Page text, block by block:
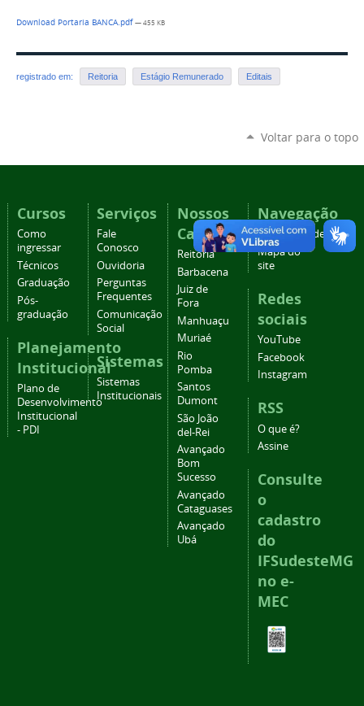
Download Portaria BANCA.pdf— 455 KB
registrado em: Reitoria Estágio Remunerado Editais
Voltar para o topo
Cursos
Como
ingressar
Técnicos
Graduação
Pós-
graduação
Planejamento
Institucional
Plano de
Desenvolvimento
Institucional
- PDI
Serviços
Fale
Conosco
Ouvidoria
Perguntas
Frequentes
Comunicação
Social
Sistemas
Sistemas
Institucionais
Nossos
Campi
Reitoria
Barbacena
Juiz de
Fora
Manhuaçu
Muriaé
Rio
Pomba
Santos
Dumont
São João
del-Rei
Avançado
Bom
Sucesso
Avançado
Cataguases
Avançado
Ubá
Navegação
Acessibilidade
Mapa do
site
Redes
sociais
YouTube
Facebook
Instagram
RSS
O que é?
Assine
Consulte
o
cadastro
do
IFSudesteMG
no e-
MEC